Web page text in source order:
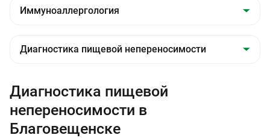
Диагностика пищевой
непереносимости в
Благовещенске